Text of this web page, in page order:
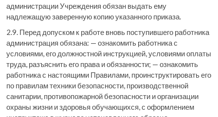
администрации Учреждения обязан выдать ему
надлежащую заверенную копию указанного приказа.
2.9. Перед допуском к работе вновь поступившего работника
администрация обязана: — ознакомить работника с
условиями, его должностной инструкцией, условиями оплаты
труда, разъяснить его права и обязанности; — ознакомить
работника с настоящими Правилами, проинструктировать его
по правилам техники безопасности, производственной
санитарии, противопожарной безопасности и организации
охраны жизни и здоровья обучающихся, с оформлением